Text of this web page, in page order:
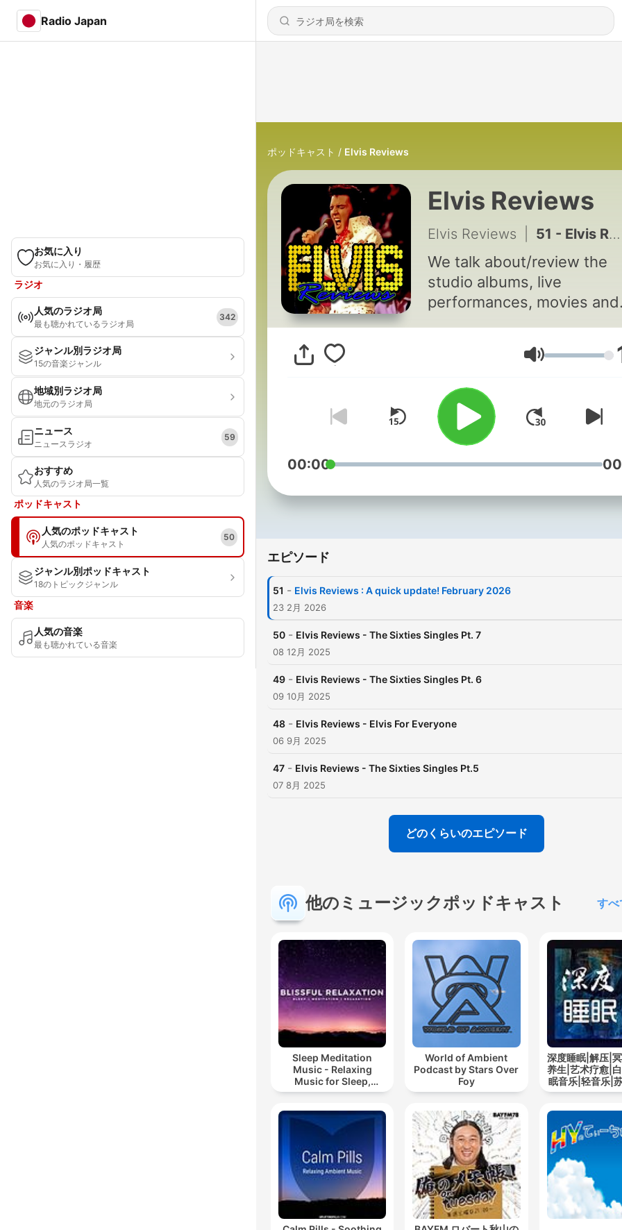
Radio Japan
お気に入り
お気に入り・履歴
ラジオ
人気のラジオ局
最も聴かれているラジオ局
342
ジャンル別ラジオ局
15の音楽ジャンル
地域別ラジオ局
地元のラジオ局
ニュース
ニュースラジオ
59
おすすめ
人気のラジオ局一覧
ポッドキャスト
人気のポッドキャスト
人気のポッドキャスト
50
ジャンル別ポッドキャスト
18のトピックジャンル
音楽
人気の音楽
最も聴かれている音楽
ポッドキャスト Elvis Reviews
Elvis Reviews
Elvis Reviews 51 - Elvis Reviews : A quick update! February 2026
We talk about/review the
studio albums, live
performances, movies and
音量
00:00
エピソード
51 - Elvis Reviews : A quick update! February 2026
23 2月 2026
50 - Elvis Reviews - The Sixties Singles Pt. 7
08 12月 2025
49 - Elvis Reviews - The Sixties Singles Pt. 6
09 10月 2025
48 - Elvis Reviews - Elvis For Everyone
06 9月 2025
47 - Elvis Reviews - The Sixties Singles Pt.5
07 8月 2025
どのくらいのエピソード
他のミュージックポッドキャスト すべ
Sleep Meditation
Music - Relaxing
Music for Sleep,
Meditation &
World of Ambient
Podcast by Stars Over
Foy
深度睡眠|解压|
养生|艺术疗愈|
眠音乐|轻音乐|
道